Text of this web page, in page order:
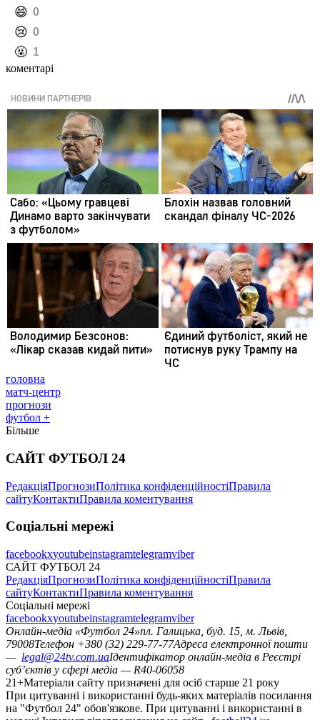
️😄 0
️😢 0
️🤬 1
коментарі
головна
матч-центр
прогнози
футбол +
Більше
САЙТ ФУТБОЛ 24
РедакціяПрогнозиПолітика конфіденційностіПравила
сайтуКонтактиПравила коментування
Соціальні мережі
facebookxyoutubeinstagramtelegramviber
САЙТ ФУТБОЛ 24
РедакціяПрогнозиПолітика конфіденційностіПравила
сайтуКонтактиПравила коментування
Соціальні мережі
facebookxyoutubeinstagramtelegramviber
Онлайн-медіа «Футбол 24»пл. Галицька, буд. 15, м. Львів,
79008Телефон +380 (32) 229-77-77Адреса електронної пошти
— legal@24tv.com.uaІдентифікатор онлайн-медіа в Реєстрі
суб’єктів у сфері медіа — R40-06058
21+Матеріали сайту призначені для осіб старше 21 року
При цитуванні і використанні будь-яких матеріалів посилання
на "Футбол 24" обов'язкове. При цитуванні і використанні в